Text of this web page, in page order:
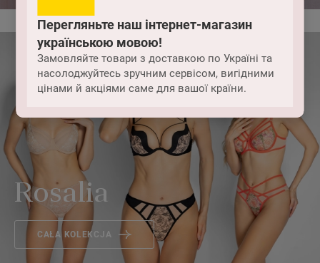
Перегляньте наш інтернет-магазин
українською мовою!
Замовляйте товари з доставкою по Україні та
насолоджуйтесь зручним сервісом, вигідними
цінами й акціями саме для вашої країни.
Rosalia
CAŁA KOLEKCJA